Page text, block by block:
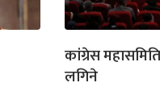
कांग्रेस
लगिने